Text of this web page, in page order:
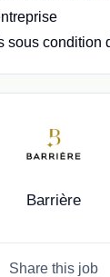
sous condition
Barrière
Share this job